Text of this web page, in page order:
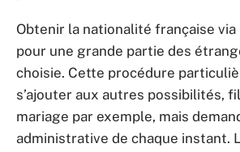
Obtenir la nationalité française
pour une grande partie des
choisie. Cette procédure
s’ajouter aux autres possibilités,
mariage par exemple, mais
administrative de chaque instant.